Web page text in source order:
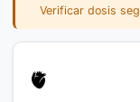
Verificar dosis
🫀